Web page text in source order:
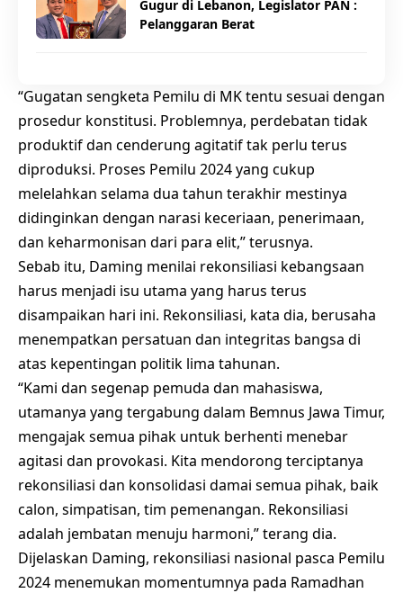
Gugur di Lebanon, Legislator PAN :
Pelanggaran Berat
“Gugatan sengketa Pemilu di MK tentu sesuai dengan
prosedur konstitusi. Problemnya, perdebatan tidak
produktif dan cenderung agitatif tak perlu terus
diproduksi. Proses Pemilu 2024 yang cukup
melelahkan selama dua tahun terakhir mestinya
didinginkan dengan narasi keceriaan, penerimaan,
dan keharmonisan dari para elit,” terusnya.
Sebab itu, Daming menilai rekonsiliasi kebangsaan
harus menjadi isu utama yang harus terus
disampaikan hari ini. Rekonsiliasi, kata dia, berusaha
menempatkan persatuan dan integritas bangsa di
atas kepentingan politik lima tahunan.
“Kami dan segenap pemuda dan mahasiswa,
utamanya yang tergabung dalam Bemnus Jawa Timur,
mengajak semua pihak untuk berhenti menebar
agitasi dan provokasi. Kita mendorong terciptanya
rekonsiliasi dan konsolidasi damai semua pihak, baik
calon, simpatisan, tim pemenangan. Rekonsiliasi
adalah jembatan menuju harmoni,” terang dia.
Dijelaskan Daming, rekonsiliasi nasional pasca Pemilu
2024 menemukan momentumnya pada Ramadhan